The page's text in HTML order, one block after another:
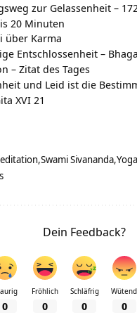
zur Gelassenheit –
20 Minuten
über Karma
Entschlossenheit –
– Zitat des Tages
und Leid ist die
XVI 21
Swami Sivananda Yoga
Dein Feedback?
0
Fröhlich
0
Schläfrig
0
Wütend
0